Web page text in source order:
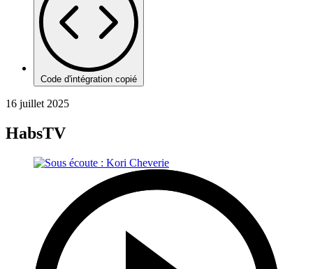
Code d'intégration copié
16 juillet 2025
HabsTV